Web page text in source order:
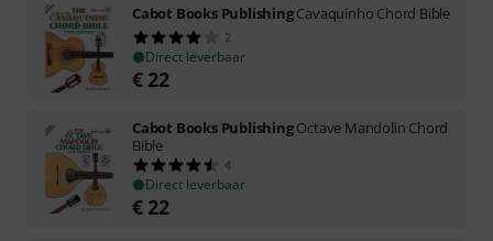
Cabot Books PublishingCavaquinho Chord Bible
2
Direct leverbaar
€ 22
Cabot Books PublishingOctave Mandolin Chord
Bible
4
Direct leverbaar
€ 22